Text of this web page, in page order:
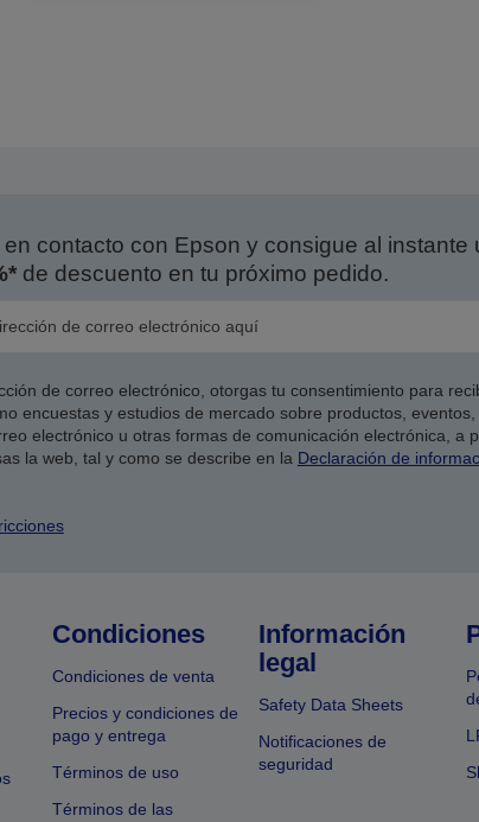
contacto con Epson y consigue al instante
de descuento en tu próximo pedido.
de correo electrónico, otorgas tu consentimiento para
encuestas y estudios de mercado sobre productos,
electrónico u otras formas de comunicación electrónica, a
la web, tal y como se describe en la Declaración de
Condiciones
Condiciones de venta
Precios y condiciones de
pago y entrega
Términos de uso
Términos de las
Información
legal
Safety Data Sheets
Notificaciones de
seguridad